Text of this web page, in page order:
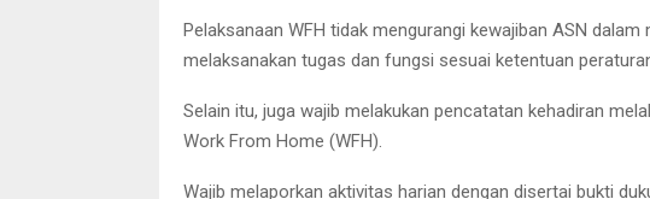
Pelaksanaan WFH tidak mengurangi kewajiban ASN
melaksanakan tugas dan fungsi sesuai ketentuan
Selain itu, juga wajib melakukan pencatatan kehadiran
Work From Home (WFH).
Wajib melaporkan aktivitas harian dengan disertai bukti